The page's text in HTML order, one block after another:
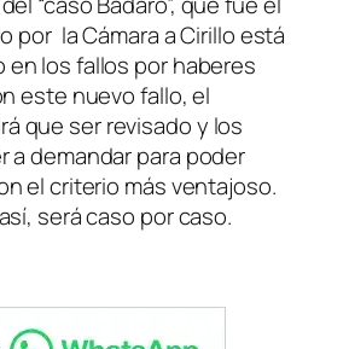
por la Cámara a Cirillo está
los fallos por haberes
este nuevo fallo, el
que ser revisado y los
a demandar para poder
el criterio más ventajoso.
será caso por caso.